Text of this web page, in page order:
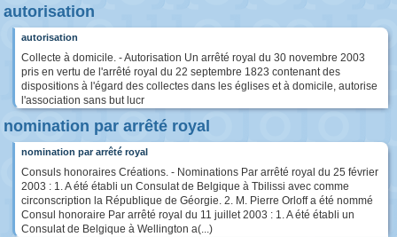
autorisation
autorisation
Collecte à domicile. - Autorisation Un arrêté royal du 30 novembre 2003
pris en vertu de l'arrêté royal du 22 septembre 1823 contenant des
dispositions à l'égard des collectes dans les églises et à domicile, autorise
l'association sans but lucr
nomination par arrêté royal
nomination par arrêté royal
Consuls honoraires Créations. - Nominations Par arrêté royal du 25 février
2003 : 1. A été établi un Consulat de Belgique à Tbilissi avec comme
circonscription la République de Géorgie. 2. M. Pierre Orloff a été nommé
Consul honoraire Par arrêté royal du 11 juillet 2003 : 1. A été établi un
Consulat de Belgique à Wellington a(...)